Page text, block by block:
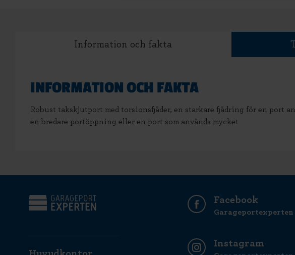
Information och fakta
INFORMATION OCH FAKTA
Robust takskjutport med torsionsfjäder, en starkare fjädring för en port
en bredare portöppning eller en port som används mycket
Facebook
Garageportexperten
Instagram